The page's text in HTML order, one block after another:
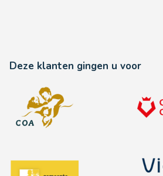
Deze klanten gingen u voor